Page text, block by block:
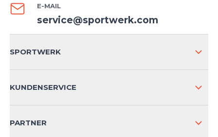
E-MAIL
service@sportwerk.com
SPORTWERK
KUNDENSERVICE
PARTNER